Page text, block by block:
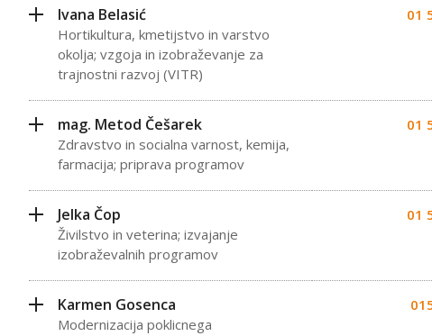
Ivana Belasić
Hortikultura, kmetijstvo in varstvo
okolja; vzgoja in izobraževanje za
trajnostni razvoj (VITR)
01
mag. Metod Češarek
Zdravstvo in socialna varnost, kemija,
farmacija; priprava programov
01
Jelka Čop
Živilstvo in veterina; izvajanje
izobraževalnih programov
01
Karmen Gosenca
Modernizacija poklicnega